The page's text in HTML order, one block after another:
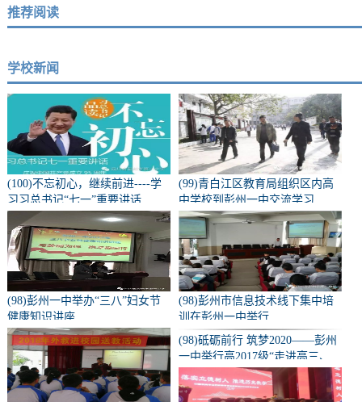
推荐阅读
学校新闻
(100)不忘初心，继续前进----学
习习总书记“七一”重要讲话
(99)青白江区教育局组织区内高
中学校到彭州一中交流学习
(98)彭州一中举办“三八”妇女节
健康知识讲座
(98)彭州市信息技术线下集中培
训在彭州一中举行
(98)砥砺前行 筑梦2020——彭州
一中举行高2017级“走进高三、
亮剑零诊”誓师大会